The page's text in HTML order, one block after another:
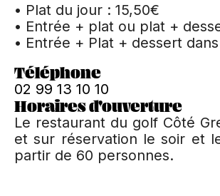
• Plat du jour : 15,50€
• Entrée + plat ou plat +
• Entrée + Plat + dessert
Téléphone
02 99 13 10 10
Horaires d'ouverture
Le restaurant du golf Côté
et sur réservation le soir et
partir de 60 personnes.